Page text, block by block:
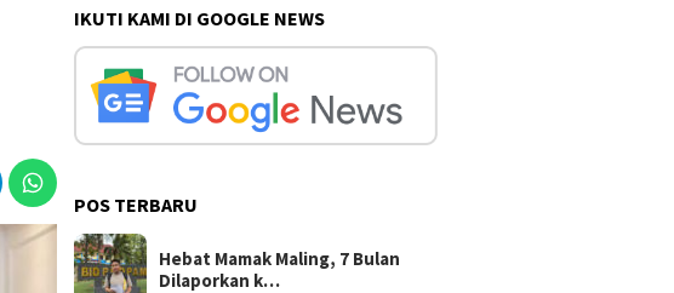
IKUTI KAMI DI GOOGLE NEWS
POS TERBARU
Hebat Mamak Maling, 7 Bulan
Dilaporkan k…